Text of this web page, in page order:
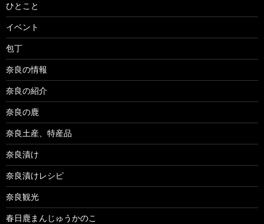
ひとこと
イベント
包丁
奈良の情報
奈良の紹介
奈良の鹿
奈良土産、特産品
奈良漬け
奈良漬けレシピ
奈良観光
春日鹿まんじゅうかのこ